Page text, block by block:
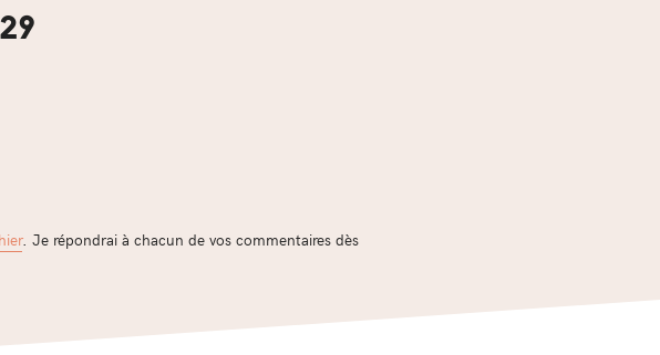
. Je répondrai à chacun de vos commentaires dès